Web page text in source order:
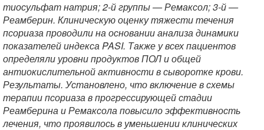
тиосульфат натрия; 2-й группы — Ремаксол; 3-й —
Реамберин. Клиническую оценку тяжести течения
псориаза проводили на основании анализа динамики
показателей индекса PASI. Также у всех пациентов
определяли уровни продуктов ПОЛ и общей
антиокислительной активности в сыворотке крови.
Результаты. Установлено, что включение в схемы
терапии псориаза в прогрессирующей стадии
Реамберина и Ремаксола повысило эффективность
лечения, что проявилось в уменьшении клинических